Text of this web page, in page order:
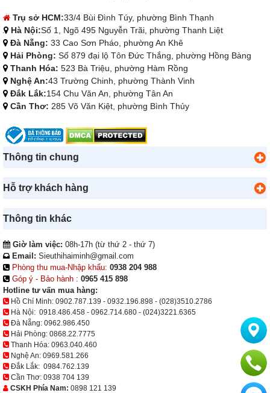
Trụ sở HCM:33/4 Bùi Đình Túy, phường Bình Thạnh
Hà Nội:Số 1, Ngõ 495 Nguyễn Trãi, phường Thanh Liệt
Đà Nẵng: 33 Cao Sơn Pháo, phường An Khê
Hải Phòng: Số 879 đại lộ Tôn Đức Thắng, phường Hồng Bàng
Thanh Hóa: 523 Bà Triệu, phường Hàm Rồng
Nghệ An:43 Trường Chinh, phường Thành Vinh
Đắk Lắk:154 Chu Văn An, phường Tân An
Cần Thơ: 285 Võ Văn Kiệt, phường Bình Thủy
Thông tin chung
Hỗ trợ khách hàng
Thông tin khác
Giờ làm việc: 08h-17h (từ thứ 2 - thứ 7)
Email: Sieuthihaiminh@gmail.com
Phòng thu mua-Nhập khẩu: 0938 204 988
Góp ý - Bảo hành : 0965 415 898
Hotline tư vấn mua hàng:
Hồ Chí Minh: 0902.787.139 - 0932.196.898 - (028)3510.2786
Hà Nội: 0918.486.458 - 0962.714.680 - (024)3221.6365
Đà Nẵng: 0962.986.450
Hải Phòng: 0868.22.7775
Thanh Hóa: 0963.040.460
Nghệ An: 0969.581.266
Đắk Lắk: 0984.762.139
Cần Thơ: 0938 704 139
CSKH Phía Nam: 0898 121 139